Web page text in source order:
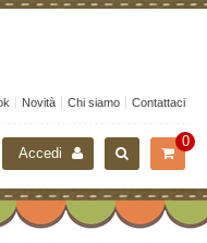
Novità Chi siamo Contattaci
0
Accedi